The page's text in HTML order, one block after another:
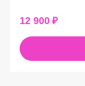
12 900 ₽